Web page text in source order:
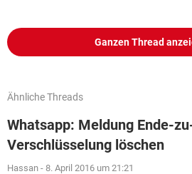
Ganzen Thread
Ähnliche Threads
Whatsapp: Meldung Ende-
Verschlüsselung löschen
Hassan - 8. April 2016 um 21:21